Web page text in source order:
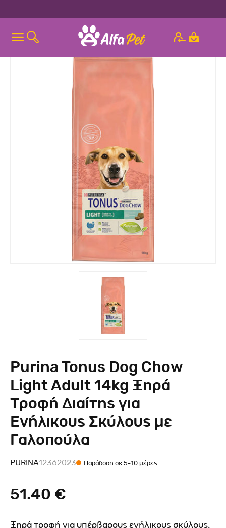
Purina Tonus Dog Chow
Light Adult 14kg Ξηρά
Τροφή Διαίτης για
Ενήλικους Σκύλους με
Γαλοπούλα
PURINA12362023 Παράδοση σε 5-10 μέρες
51.40 €
Ξηρά τροφή για υπέρβαρους ενήλικους σκύλους.